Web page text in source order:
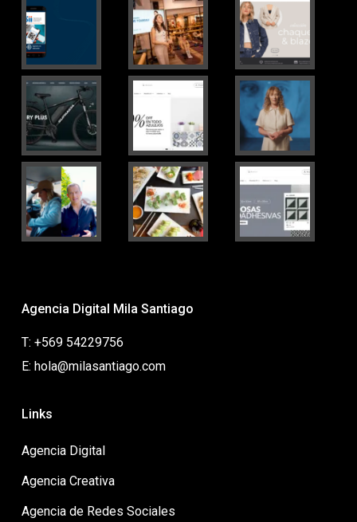
Agencia Digital Mila Santiago
T: +569 54229756
E: hola@milasantiago.com
Links
Agencia Digital
Agencia Creativa
Agencia de Redes Sociales